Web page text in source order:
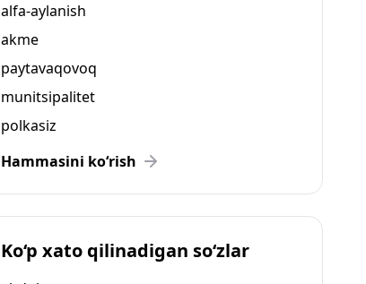
alfa-aylanish
akme
paytavaqovoq
munitsipalitet
polkasiz
Hammasini ko‘rish
Ko‘p xato qilinadigan so‘zlar